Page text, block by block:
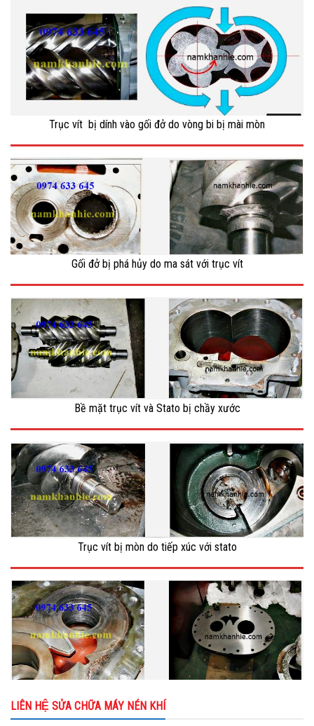
Trục vít bị dính vào gối đở do vòng bi bị mài mòn
Gối đở bị phá hủy do ma sát với trục vít
Bề mặt trục vít và Stato bị chầy xước
Trục vít bị mòn do tiếp xúc với stato
LIÊN HỆ SỬA CHỮA MÁY NÉN KHÍ